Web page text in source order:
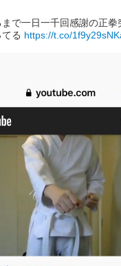
で一日一千回感謝の正
る https://t.co/